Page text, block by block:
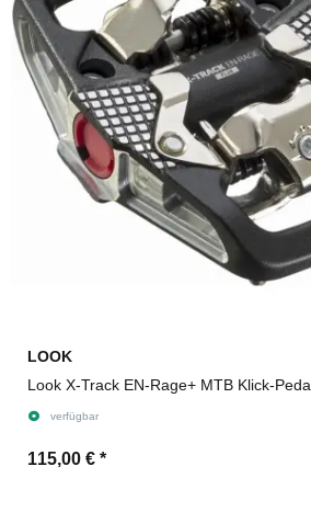
LOOK
Look X-Track EN-Rage+ MTB Klick-
verfügbar
115,00 € *